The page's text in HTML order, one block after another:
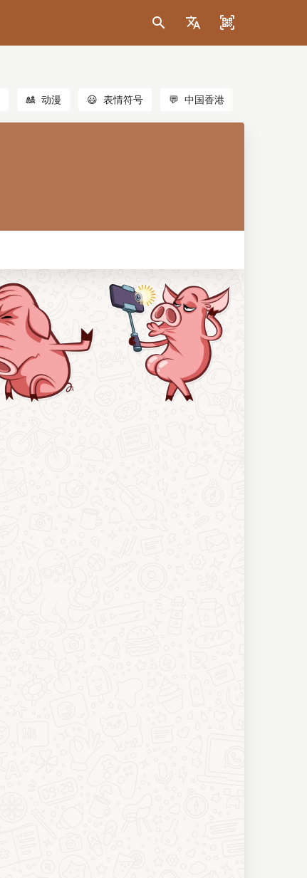
🎎 动漫 😃 表情符号 💬 中国香港